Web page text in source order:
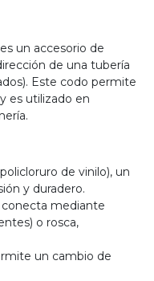
un accesorio de
de una tubería
Este codo permite
es utilizado en
de vinilo), un
y duradero.
mediante
o rosca,
un cambio de